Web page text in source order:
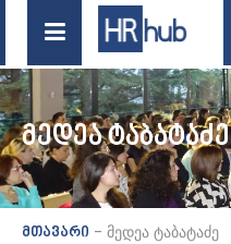
ᲛᲔᲓᲔᲐ ᲢᲐᲑᲐᲢᲐᲫᲔ
მთავარი - მედეა ტაბატაძე